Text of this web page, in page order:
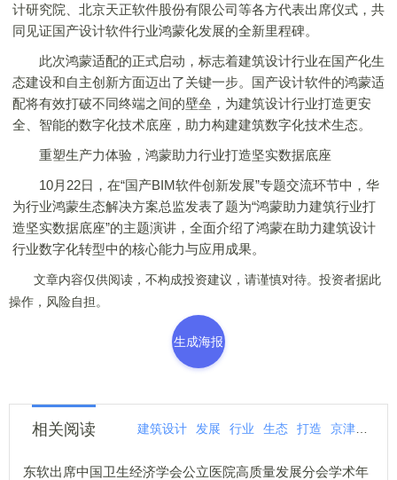
计研究院、北京天正软件股份有限公司等各方代表出席仪式，共
同见证国产设计软件行业鸿蒙化发展的全新里程碑。
此次鸿蒙适配的正式启动，标志着建筑设计行业在国产化生
态建设和自主创新方面迈出了关键一步。国产设计软件的鸿蒙适
配将有效打破不同终端之间的壁垒，为建筑设计行业打造更安
全、智能的数字化技术底座，助力构建建筑数字化技术生态。
重塑生产力体验，鸿蒙助力行业打造坚实数据底座
10月22日，在“国产BIM软件创新发展”专题交流环节中，华
为行业鸿蒙生态解决方案总监发表了题为“鸿蒙助力建筑行业打
造坚实数据底座”的主题演讲，全面介绍了鸿蒙在助力建筑设计
行业数字化转型中的核心能力与应用成果。
文章内容仅供阅读，不构成投资建议，请谨慎对待。投资者据此
操作，风险自担。
生成海报
相关阅读 建筑设计 发展 行业 生态 打造 京津冀
东软出席中国卫生经济学会公立医院高质量发展分会学术年